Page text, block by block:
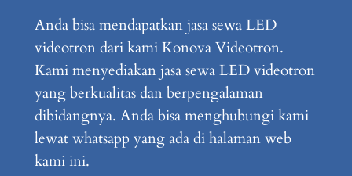
Anda bisa mendapatkan jasa sewa LED
videotron dari kami Konova Videotron.
Kami menyediakan jasa sewa LED videotron
yang berkualitas dan berpengalaman
dibidangnya. Anda bisa menghubungi kami
lewat whatsapp yang ada di halaman web
kami ini.